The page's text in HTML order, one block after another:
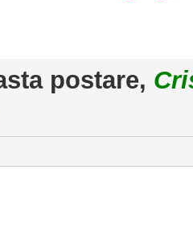
postare,